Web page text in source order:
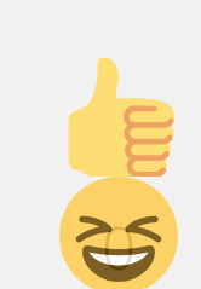
Палец
вверх!
0
Дикий
смех!